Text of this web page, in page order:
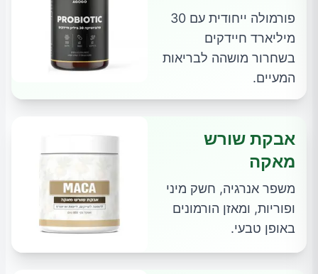
פורמולה ייחודית עם 30
מיליארד חיידקים
בשחרור מושהה לבריאות
המעיים.
אבקת שורש
מאקה
משפר אנרגיה, חשק מיני
ופוריות, ומאזן הורמונים
באופן טבעי.